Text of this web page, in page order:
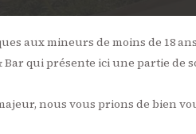
aux mineurs de moins de 18
Bar qui présente ici une partie de
nous vous prions de bien
LA CAVE